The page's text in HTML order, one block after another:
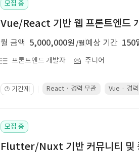
모집 중
Vue/React 기반 웹 프론트엔드
월 금액 5,000,000원 /월예상 기간 150
프론트엔드 개발자 주니어
🕒 기간제 React · 경력 무관 Vue · 경
모집 중
Flutter/Nuxt 기반 커뮤니티 및